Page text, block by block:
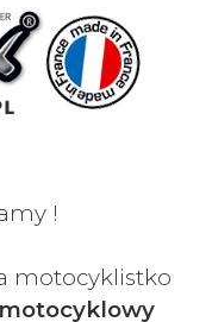
!
motocyklistko